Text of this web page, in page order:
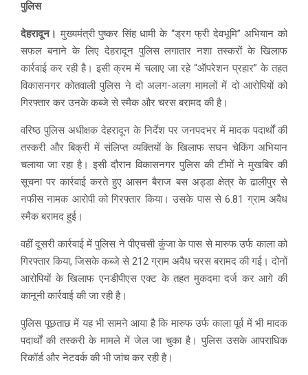
पुलिस
देहरादून। मुख्यमंत्री पुष्कर सिंह धामी के “ड्रग फ्री देवभूमि” अभियान को
सफल बनाने के लिए देहरादून पुलिस लगातार नशा तस्करों के खिलाफ
कार्रवाई कर रही है। इसी क्रम में चलाए जा रहे “ऑपरेशन प्रहार” के तहत
विकासनगर कोतवाली पुलिस ने दो अलग-अलग मामलों में दो आरोपियों को
गिरफ्तार कर उनके कब्जे से स्मैक और चरस बरामद की है।
वरिष्ठ पुलिस अधीक्षक देहरादून के निर्देश पर जनपदभर में मादक पदार्थों की
तस्करी और बिक्री में संलिप्त व्यक्तियों के खिलाफ सघन चेकिंग अभियान
चलाया जा रहा है। इसी दौरान विकासनगर पुलिस की टीमों ने मुखबिर की
सूचना पर कार्रवाई करते हुए आसन बैराज बस अड्डा क्षेत्र के ढालीपुर से
नफीस नामक आरोपी को गिरफ्तार किया। उसके पास से 6.81 ग्राम अवैध
स्मैक बरामद हुई।
वहीं दूसरी कार्रवाई में पुलिस ने पीएचसी कुंजा के पास से मारुफ उर्फ काला को
गिरफ्तार किया, जिसके कब्जे से 212 ग्राम अवैध चरस बरामद की गई। दोनों
आरोपियों के खिलाफ एनडीपीएस एक्ट के तहत मुकदमा दर्ज कर आगे की
कानूनी कार्रवाई की जा रही है।
पुलिस पूछताछ में यह भी सामने आया है कि मारुफ उर्फ काला पूर्व में भी मादक
पदार्थों की तस्करी के मामले में जेल जा चुका है। पुलिस उसके आपराधिक
रिकॉर्ड और नेटवर्क की भी जांच कर रही है।